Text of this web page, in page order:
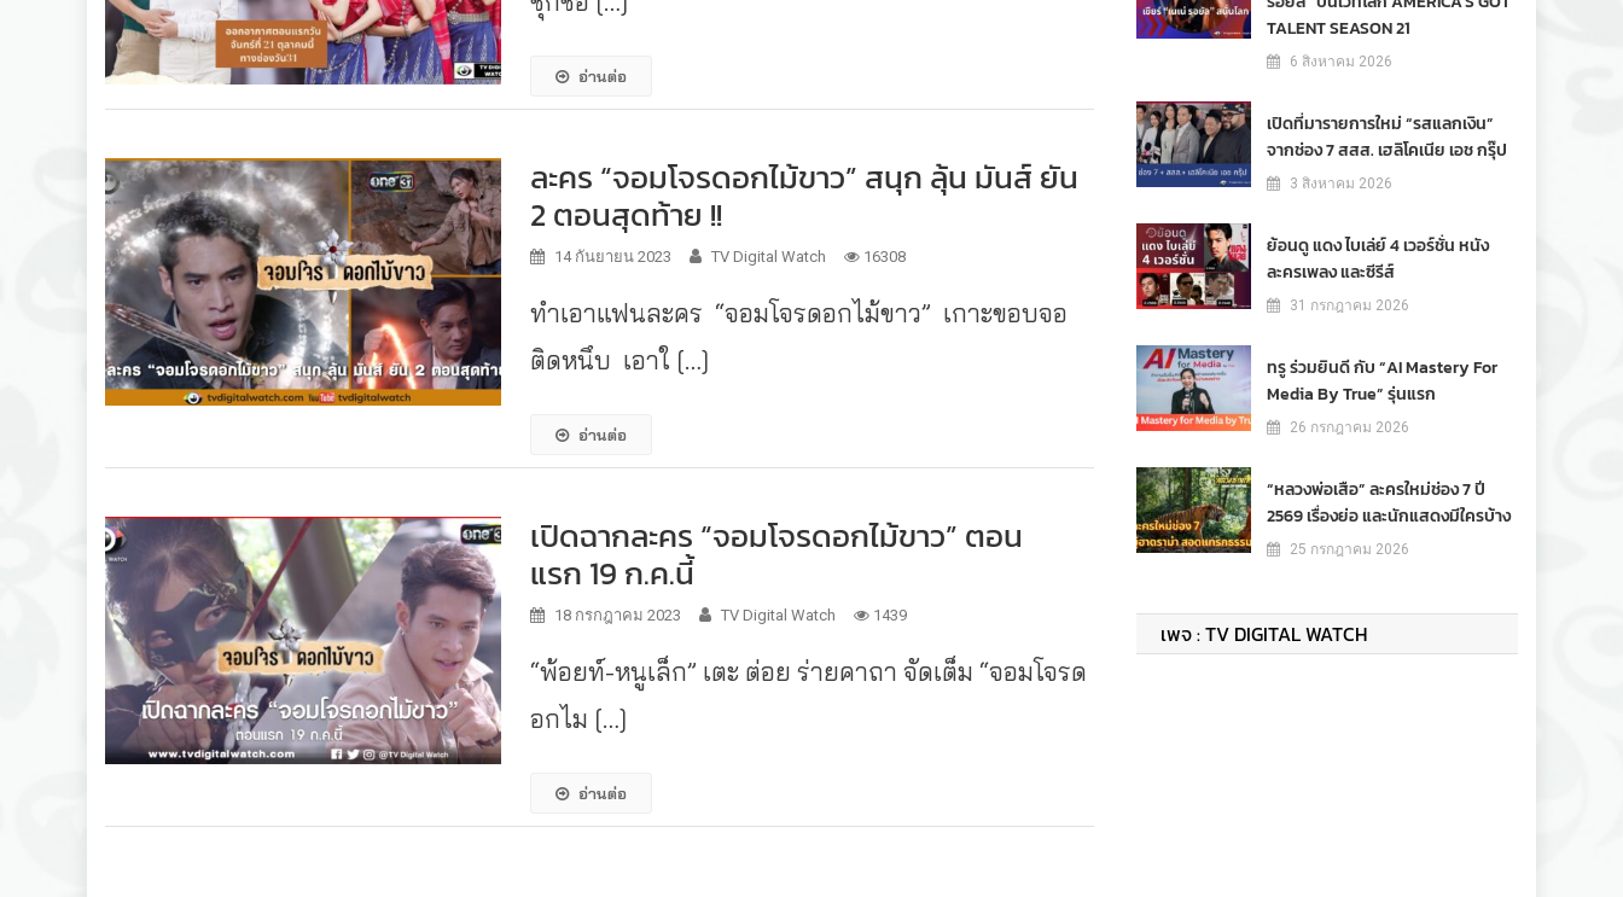
อ่านต่อ
ละคร “จอมโจรดอกไม้ขาว” สนุก ลุ้น มันส์ ยัน
2 ตอนสุดท้าย !!
14 กันยายน 2023 TV Digital Watch 16308
ทำเอาแฟนละคร “จอมโจรดอกไม้ขาว” เกาะขอบจอ
ติดหนึบ เอาใ […]
อ่านต่อ
เปิดฉากละคร “จอมโจรดอกไม้ขาว” ตอน
แรก 19 ก.ค.นี้
18 กรกฎาคม 2023 TV Digital Watch 1439
“พ้อยท์-หนูเล็ก” เตะ ต่อย ร่ายคาถา จัดเต็ม “จอมโจรด
อกไม […]
อ่านต่อ
TALENT SEASON 21
6 สิงหาคม 2026
เปิดที่มารายการใหม่ “รสแลกเงิน”
จากช่อง 7 สสส. เฮลิโคเนีย เอช กรุ๊ป
3 สิงหาคม 2026
ย้อนดู แดง ไบเล่ย์ 4 เวอร์ชั่น หนัง
ละครเพลง และซีรีส์
31 กรกฎาคม 2026
ทรู ร่วมยินดี กับ “AI Mastery For
Media By True” รุ่นแรก
26 กรกฎาคม 2026
“หลวงพ่อเสือ” ละครใหม่ช่อง 7 ปี
2569 เรื่องย่อ และนักแสดงมีใครบ้าง
25 กรกฎาคม 2026
เพจ : TV DIGITAL WATCH